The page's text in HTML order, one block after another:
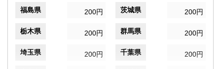
福島県 200円 茨城県 200円
栃木県 200円 群馬県 200円
埼玉県 200円 千葉県 200円